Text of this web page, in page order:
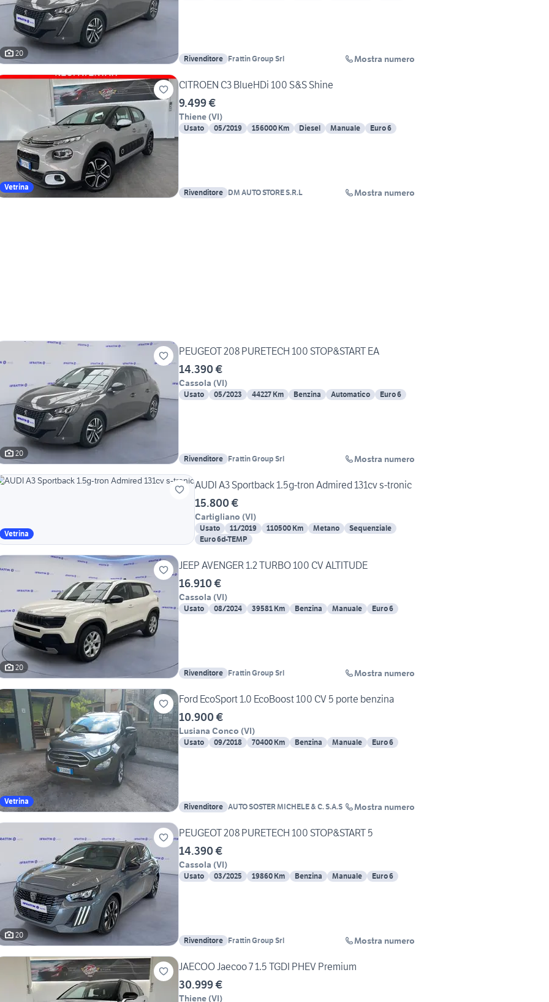
20
Rivenditore Frattin Group Srl Mostra numero
Vetrina
CITROEN C3 BlueHDi 100 S&S Shine
9.499 €
Thiene (VI)
Usato 05/2019 156000 Km Diesel Manuale Euro 6
Rivenditore DM AUTO STORE S.R.L Mostra numero
20
PEUGEOT 208 PURETECH 100 STOP&START EA
14.390 €
Cassola (VI)
Usato 05/2023 44227 Km Benzina Automatico Euro 6
Rivenditore Frattin Group Srl Mostra numero
Vetrina
AUDI A3 Sportback 1.5g-tron Admired 131cv s-tronic
15.800 €
Cartigliano (VI)
Usato 11/2019 110500 Km Metano
Sequenziale
Euro 6d-TEMP
20
JEEP AVENGER 1.2 TURBO 100 CV ALTITUDE
16.910 €
Cassola (VI)
Usato 08/2024 39581 Km Benzina Manuale Euro 6
Rivenditore Frattin Group Srl Mostra numero
Vetrina
Ford EcoSport 1.0 EcoBoost 100 CV 5 porte benzina
10.900 €
Lusiana Conco (VI)
Usato 09/2018 70400 Km Benzina Manuale Euro 6
Rivenditore AUTO SOSTER MICHELE & C. S.A.S Mostra numero
20
PEUGEOT 208 PURETECH 100 STOP&START 5
14.390 €
Cassola (VI)
Usato 03/2025 19860 Km Benzina Manuale Euro 6
Rivenditore Frattin Group Srl Mostra numero
JAECOO Jaecoo 7 1.5 TGDI PHEV Premium
30.999 €
Thiene (VI)